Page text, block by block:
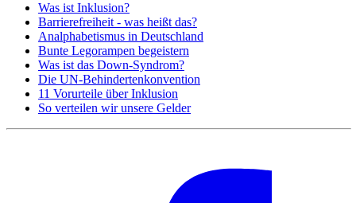
Was ist Inklusion?
Barrierefreiheit - was heißt das?
Analphabetismus in Deutschland
Bunte Legorampen begeistern
Was ist das Down-Syndrom?
Die UN-Behindertenkonvention
11 Vorurteile über Inklusion
So verteilen wir unsere Gelder